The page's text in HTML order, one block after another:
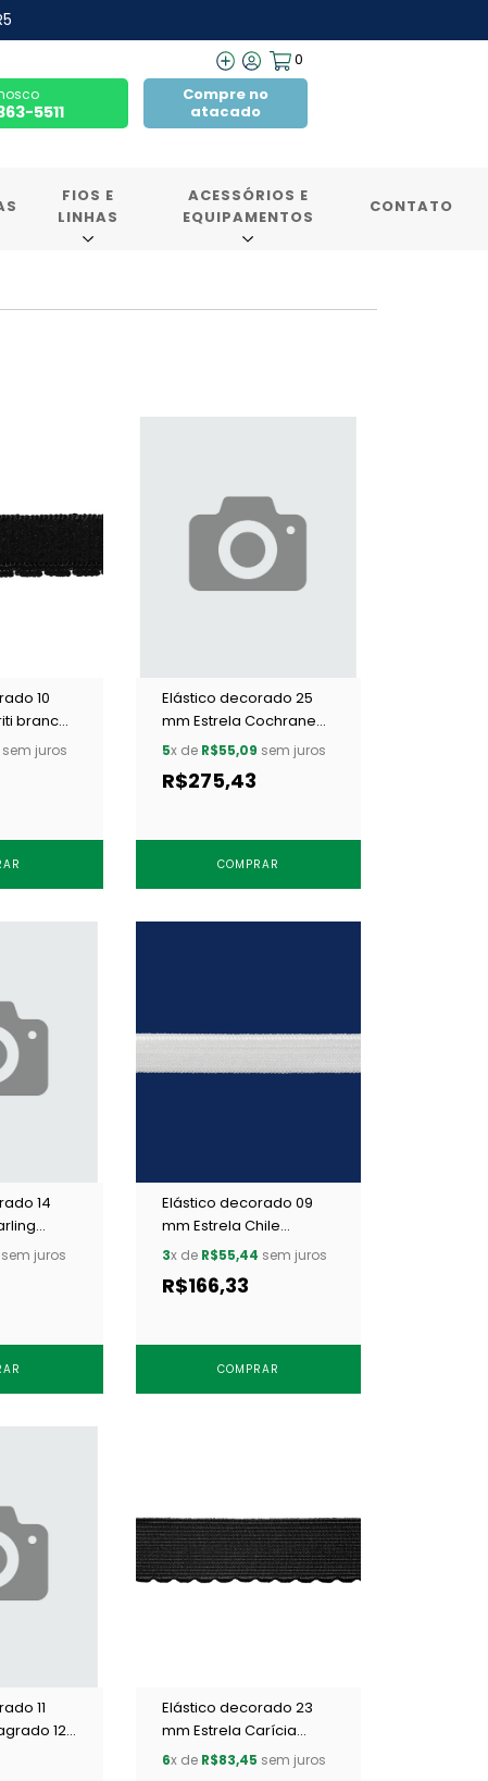
0
5511
Compre no
atacado
FIOS E
LINHAS
ACESSÓRIOS E
EQUIPAMENTOS
CONTATO
10
branco
sem juros
Elástico decorado 25
mm Estrela Cochrane
Festa preto c/ 50 m
5x de R$55,09 sem juros
R$275,43
COMPRAR
14
sem juros
Elástico decorado 09
mm Estrela Chile
branco c/ 50 m
3x de R$55,44 sem juros
R$166,33
COMPRAR
11
12
Elástico decorado 23
mm Estrela Carícia
preto c/ 50 m
6x de R$83,45 sem juros